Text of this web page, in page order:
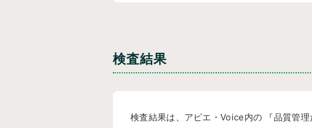
検査結果
検査結果は、アピエ・Voice内の 『品質管理